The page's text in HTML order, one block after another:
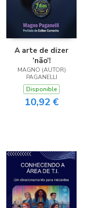
A arte de dizer
’não’!
MAGNO (AUTOR)
PAGANELLI
Disponible
10,92 €